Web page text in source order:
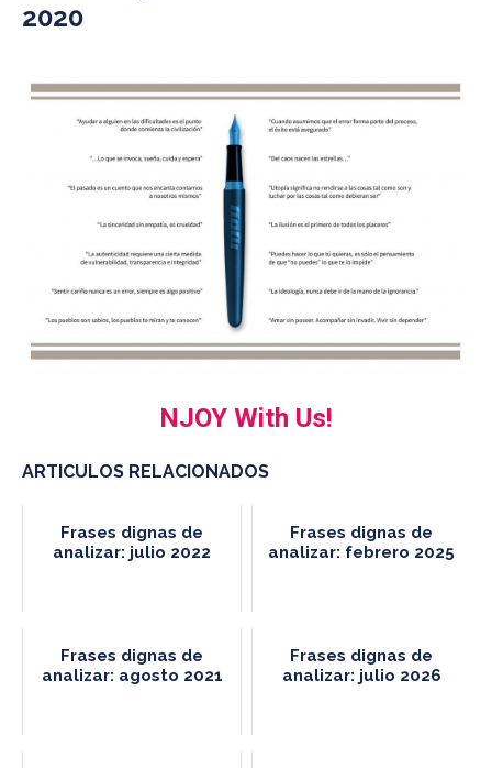
2020
NJOY With Us!
ARTICULOS RELACIONADOS
Frases dignas de
analizar: julio 2022
Frases dignas de
analizar: febrero 2025
Frases dignas de
analizar: agosto 2021
Frases dignas de
analizar: julio 2026